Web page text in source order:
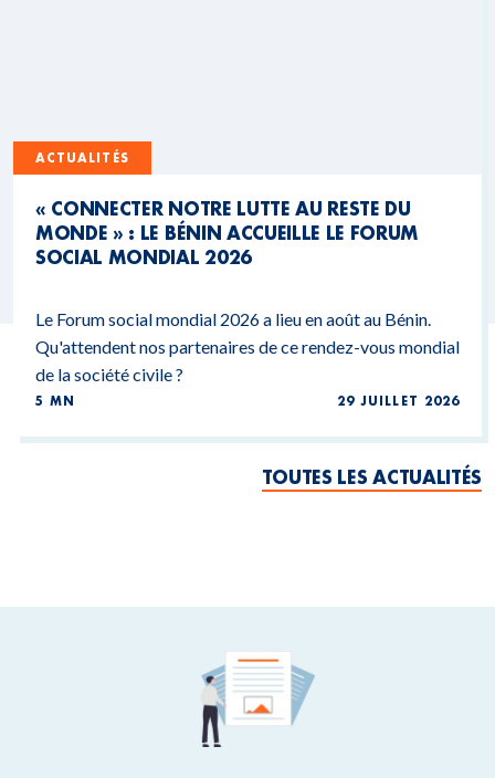
ACTUALITÉS
« CONNECTER NOTRE LUTTE AU RESTE DU
MONDE » : LE BÉNIN ACCUEILLE LE FORUM
SOCIAL MONDIAL 2026
Le Forum social mondial 2026 a lieu en août au Bénin.
Qu'attendent nos partenaires de ce rendez-vous mondial
de la société civile ?
5 MN 29 JUILLET 2026
TOUTES LES ACTUALITÉS